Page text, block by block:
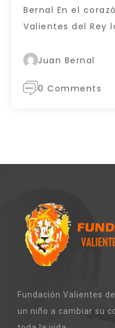
Bernal En el
Valientes del Rey
Juan Bernal
0 Comments
Fundación Valientes
un niño a cambiar su